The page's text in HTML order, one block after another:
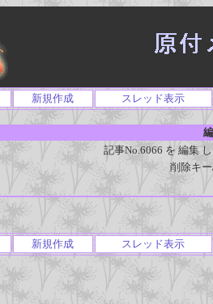
新規作成 スレッド表示
記事No.6066 を 編集
削除キ
新規作成 スレッド表示